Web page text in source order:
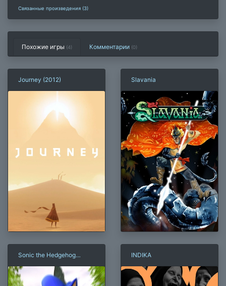
Связанные произведения (3)
Похожие игры (4) Комментарии (0)
Journey (2012) Slavania
Sonic the Hedgehog
INDIKA